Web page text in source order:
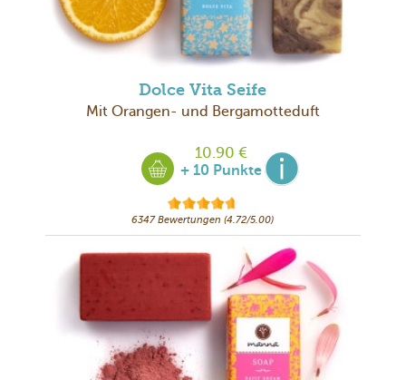
Dolce Vita Seife
Mit Orangen- und Bergamotteduft
10.90 €
+ 10 Punkte
6347 Bewertungen (4.72/5.00)